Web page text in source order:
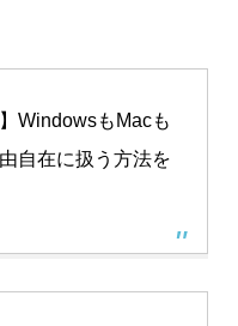
WindowsもMacも
自在に扱う方法を